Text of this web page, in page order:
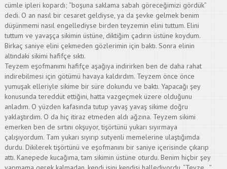
cümle ipleri kopardı; “boşuna saklama sabah göreceğimizi gördük”
dedi. O an nasıl bir cesaret geldiyse, ya da şevke gelmek benim
düşünmemi nasıl engellediyse birden teyzemin elini tuttum. Elini
tuttum ve yavaşça sikimin üstüne, diktiğim çadırın üstüne koydum.
Birkaç saniye elini çekmeden gözlerimin için baktı. Sonra elinin
altındaki sikimi hafifçe sıktı.
Teyzem eşofmanımı hafifçe aşağıya indirirken ben de daha rahat
indirebilmesi için götümü havaya kaldırdım. Teyzem önce önce
yumuşak elleriyle sikime bir süre dokundu ve baktı. Yapacağı şey
konusunda tereddüt ettiğini, hatta vazgeçmek üzere olduğunu
anladım. O yüzden kafasında tutup yavaş yavaş sikime doğru
yaklaştırdım. O da hiç itiraz etmeden aldı ağzına. Teyzem sikimi
emerken ben de sırtını okşuyor, tişörtünü yukarı sıyırmaya
çalışıyordum. Tam yukarı sıyırıp sutyenli memelerine ulaştığımda
durdu. Dikilerek tişörtünü ve eşofmanını bir saniye içerisinde çıkarıp
attı. Kanepede kucağıma, tam sikimin üstüne oturdu. Benim hiçbir şey